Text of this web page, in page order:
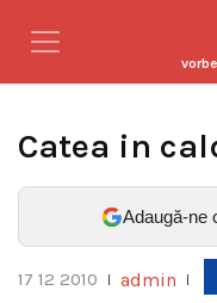
Catea in
Adaugă-ne
17 12 2010 admin